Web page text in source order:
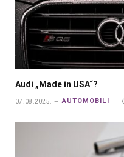
Audi „Made in USA“?
07.08.2025. AUTOMOBILI